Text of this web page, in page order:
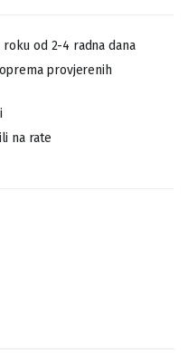
od 2-4 radna dana
provjerenih
na rate